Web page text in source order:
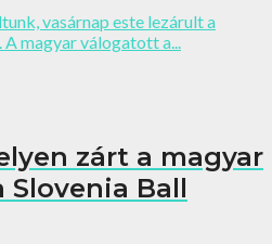
vasárnap este lezárult a
A magyar válogatott a...
zárt a magyar
Ball